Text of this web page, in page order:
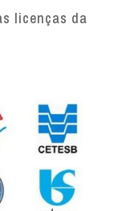
licenças da